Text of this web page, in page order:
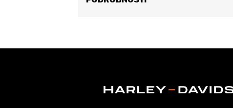
WARRANTY:90 day limited warranty –